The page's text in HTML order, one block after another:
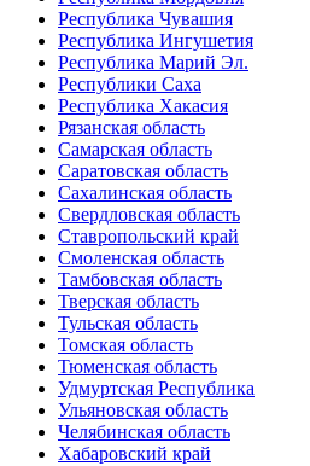
Республика Чувашия
Республика Ингушетия
Республика Марий Эл.
Республики Саха
Республика Хакасия
Рязанская область
Самарская область
Саратовская область
Сахалинская область
Свердловская область
Ставропольский край
Смоленская область
Тамбовская область
Тверская область
Тульская область
Томская область
Тюменская область
Удмуртская Республика
Ульяновская область
Челябинская область
Хабаровский край